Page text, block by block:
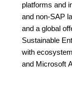
platforms and
and non-SAP
and a global
Sustainable
with
and Microsoft